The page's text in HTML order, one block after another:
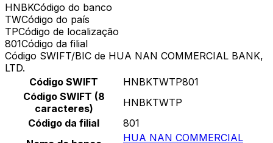
HNBKCódigo do banco
TWCódigo do país
TPCódigo de localização
801Código da filial
Código SWIFT/BIC de HUA NAN COMMERCIAL BANK,
LTD.
Código SWIFT
HNBKTWTP801
Código SWIFT (8
caracteres)
HNBKTWTP
Código da filial
801
HUA NAN COMMERCIAL